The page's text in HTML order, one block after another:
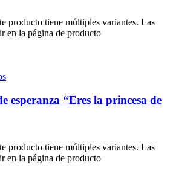
producto tiene múltiples variantes. Las
en la página de producto
esperanza “Eres la princesa de
producto tiene múltiples variantes. Las
en la página de producto